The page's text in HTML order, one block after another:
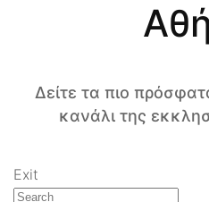
Δείτε τα πιο
κανάλι της
Exit